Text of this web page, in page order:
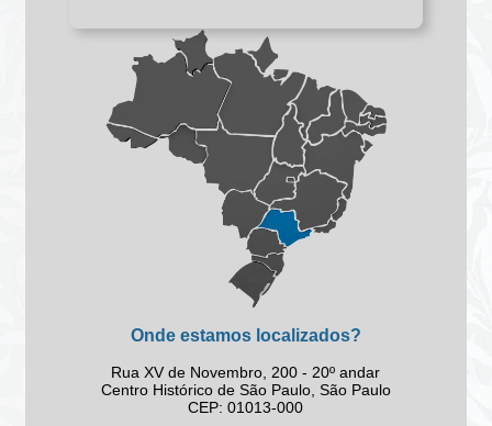
Onde estamos localizados?
Rua XV de Novembro, 200 - 20º andar
Centro Histórico de São Paulo, São Paulo
CEP: 01013-000